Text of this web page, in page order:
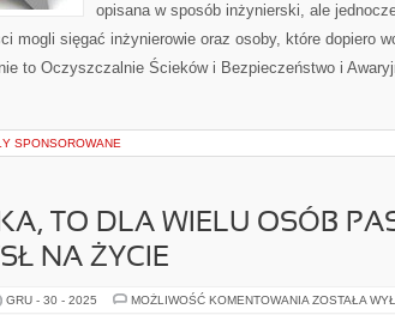
opisana w sposób inżynierski, ale
mogli sięgać inżynierowie oraz osoby, które dopiero
to Oczyszczalnie Ścieków i Bezpieczeństwo i
SPONSOROWANE
TO DLA WIELU OSÓB
NA ŻYCIE
GRU - 30 - 2025 MOŻLIWOŚĆ KOMENTOWANIA ZOSTAŁA